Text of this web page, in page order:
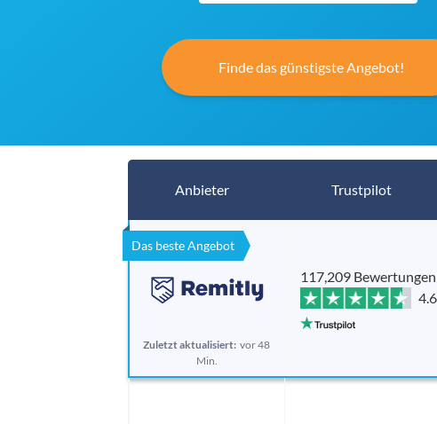
Finde das günstigste Angebot!
Anbieter Trustpilot
Das beste Angebot
Zuletzt aktualisiert: vor 48
Min.
117,209 Bewertungen
4.6